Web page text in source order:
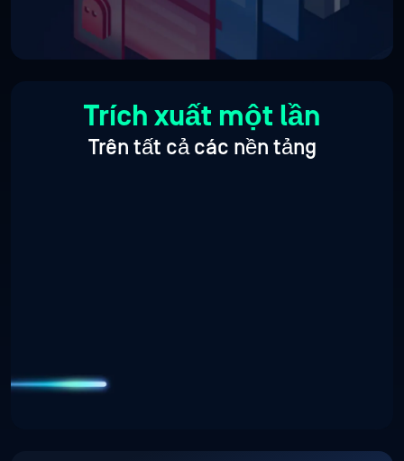
Trích xuất một lần
Trên tất cả các nền tảng